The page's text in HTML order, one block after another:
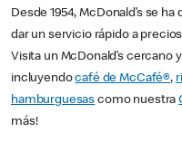
Desde 1954, McDonald’s se
dar un servicio rápido a
Visita un McDonald’s cercano
incluyendocafé de McCafé®,
hamburguesas como nuestra
más!